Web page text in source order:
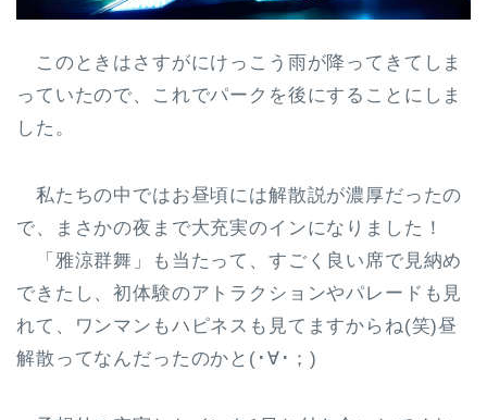
このときはさすがにけっこう雨が降ってきてしま
っていたので、これでパークを後にすることにしま
した。
私たちの中ではお昼頃には解散説が濃厚だったの
で、まさかの夜まで大充実のインになりました！
「雅涼群舞」も当たって、すごく良い席で見納め
できたし、初体験のアトラクションやパレードも見
れて、ワンマンもハピネスも見てますからね(笑)昼
解散ってなんだったのかと(･∀･；)